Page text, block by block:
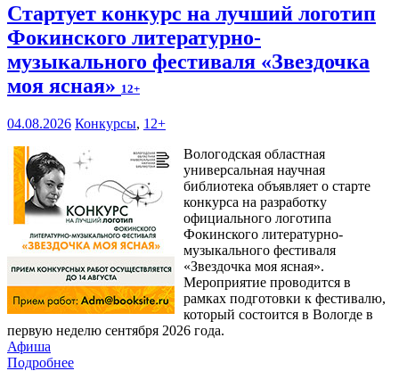
Стартует конкурс на лучший логотип
Фокинского литературно-
музыкального фестиваля «Звездочка
моя ясная» 12+
04.08.2026 Конкурсы, 12+
Вологодская областная
универсальная научная
библиотека объявляет о старте
конкурса на разработку
официального логотипа
Фокинского литературно-
музыкального фестиваля
«Звездочка моя ясная».
Мероприятие проводится в
рамках подготовки к фестивалю,
который состоится в Вологде в
первую неделю сентября 2026 года.
Афиша
Подробнее